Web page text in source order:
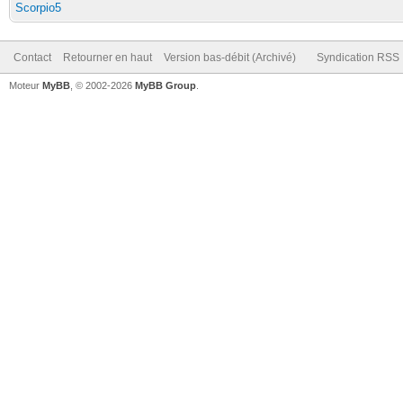
Scorpio5
Contact Retourner en haut Version bas-débit (Archivé) Syndication RSS
Moteur MyBB , © 2002-2026 MyBB Group